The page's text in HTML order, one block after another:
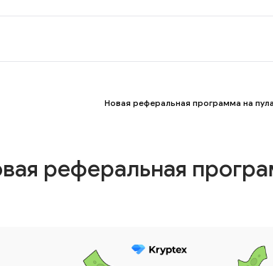
Новая реферальная программа на
реферальная